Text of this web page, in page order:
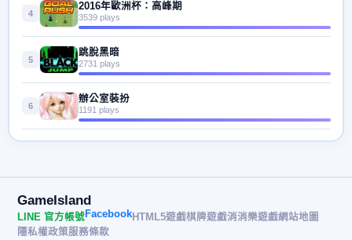
4
2016年歐洲杯：高峰期
3539 plays
5
跳脫黑暗
2731 plays
6
辦公室裝扮
1191 plays
GameIsland
LINE 官方帳號FacebookHTML5遊戲棋牌遊戲消消樂遊戲網站地圖
隱私權政策服務條款